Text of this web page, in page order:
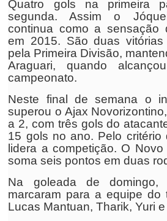
Quatro gols na primeira
segunda. Assim o
continua como a sensação
em 2015. São duas
pela Primeira Divisão,
Araguari, quando
campeonato.
Neste final de semana o
superou o Ajax
a 2, com três gols do
15 gols no ano. Pelo critério
lidera a competição. O
soma seis pontos em duas
Na goleada de
marcaram para a equipe do
Lucas Mantuan, Tharik, Yuri